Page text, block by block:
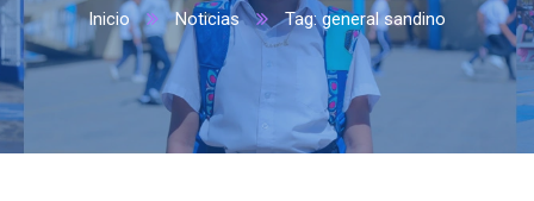
Inicio Noticias Tag: general sandino